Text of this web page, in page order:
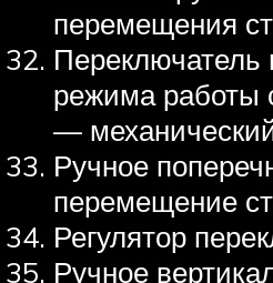
перемещения
Переключатель
режима работы
—
Ручное
перемещение
Регулятор
Ручное